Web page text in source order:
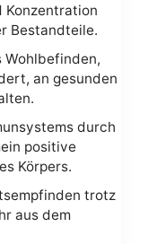
Bestandteile.
an gesunden
durch
positive
Körpers.
trotz
aus dem